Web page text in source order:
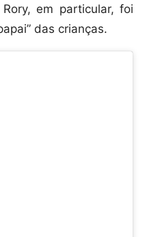
em particular, foi
das crianças.